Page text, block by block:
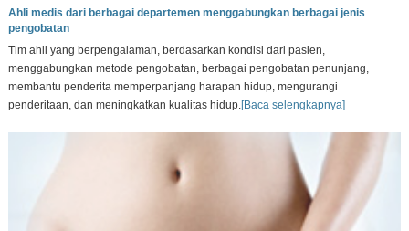
Ahli medis dari berbagai departemen menggabungkan berbagai jenis
pengobatan
Tim ahli yang berpengalaman, berdasarkan kondisi dari pasien,
menggabungkan metode pengobatan, berbagai pengobatan penunjang,
membantu penderita memperpanjang harapan hidup, mengurangi
penderitaan, dan meningkatkan kualitas hidup.[Baca selengkapnya]